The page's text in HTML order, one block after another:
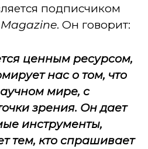
подписчиком
Magazine. Он говорит:
ценным ресурсом,
нас о том, что
мире, с
зрения. Он дает
инструменты,
тем, кто спрашивает